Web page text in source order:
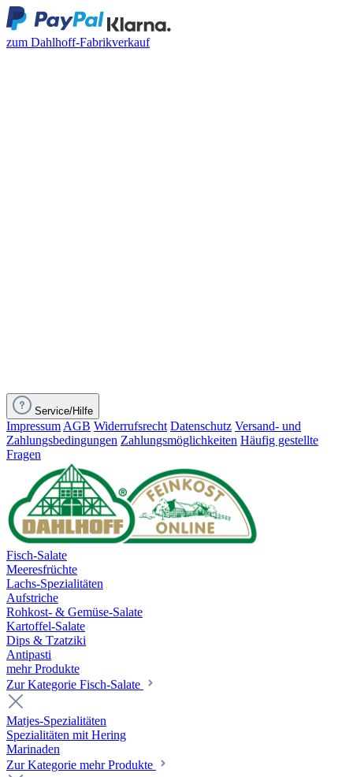
zum Dahlhoff-Fabrikverkauf
Service/Hilfe
Impressum AGB Widerrufsrecht Datenschutz Versand- und
Zahlungsbedingungen Zahlungsmöglichkeiten Häufig gestellte
Fragen
Fisch-Salate
Meeresfrüchte
Lachs-Spezialitäten
Aufstriche
Rohkost- & Gemüse-Salate
Kartoffel-Salate
Dips & Tzatziki
Antipasti
mehr Produkte
Zur Kategorie Fisch-Salate
Matjes-Spezialitäten
Spezialitäten mit Hering
Marinaden
Zur Kategorie mehr Produkte